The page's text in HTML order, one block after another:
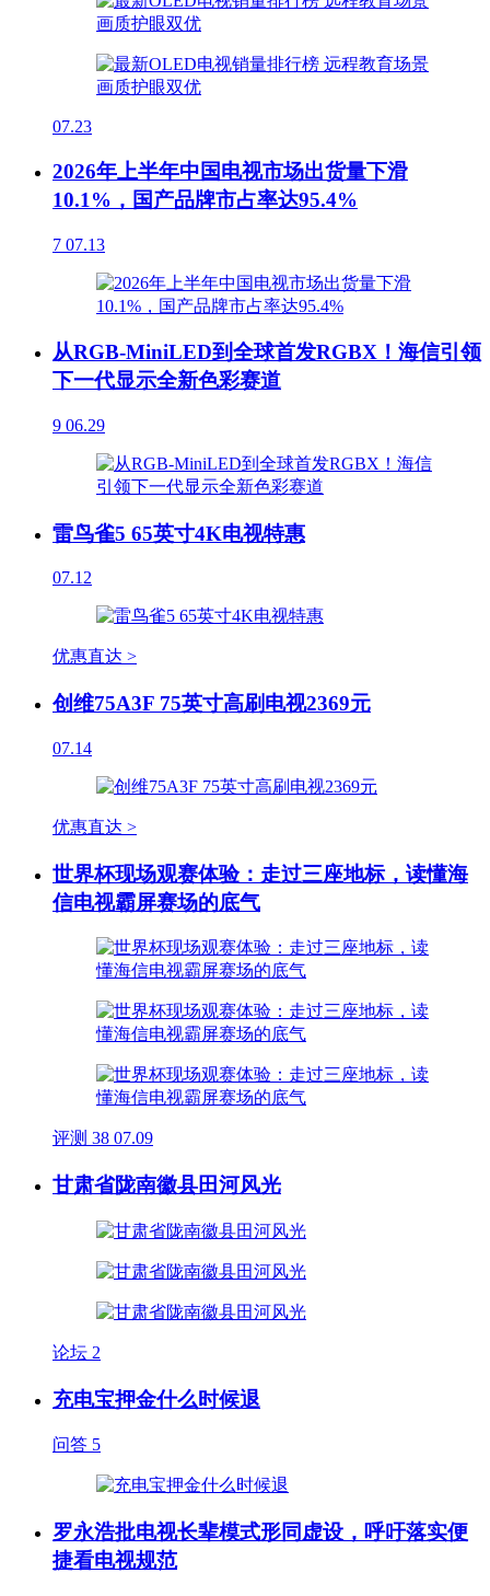
07.23
2026年上半年中国电视市场出货量下滑
10.1%，国产品牌市占率达95.4%
7 07.13
从RGB-MiniLED到全球首发RGBX！海信引领
下一代显示全新色彩赛道
9 06.29
雷鸟雀5 65英寸4K电视特惠
07.12
优惠直达 >
创维75A3F 75英寸高刷电视2369元
07.14
优惠直达 >
世界杯现场观赛体验：走过三座地标，读懂海
信电视霸屏赛场的底气
评测 38 07.09
甘肃省陇南徽县田河风光
论坛 2
充电宝押金什么时候退
问答 5
罗永浩批电视长辈模式形同虚设，呼吁落实便
捷看电视规范